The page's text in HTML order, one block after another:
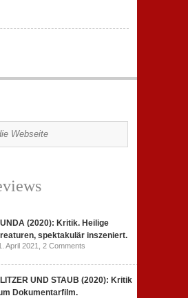
(2020): Kritik. Heilige
spektakulär inszeniert.
April 2021, 2 Comments
UND STAUB (2020): Kritik
Dokumentarfilm.